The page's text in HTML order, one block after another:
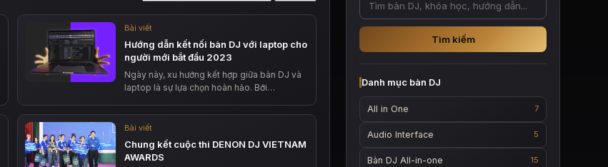
Bài viết
Hướng dẫn kết nối bàn DJ với laptop cho
người mới bắt đầu 2023
Ngày này, xu hướng kết hợp giữa bàn DJ và
laptop là sự lựa chọn hoàn hảo. Bởi…
Bài viết
Chung kết cuộc thi DENON DJ VIETNAM
AWARDS
Tìm kiếm
Danh mục bàn DJ
All in One 7
Audio Interface 5
Bàn DJ All-in-one 15